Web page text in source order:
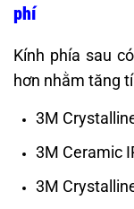
phí
Kính phía sau
hơn nhằm tăng
3M
3M Ceramic
3M